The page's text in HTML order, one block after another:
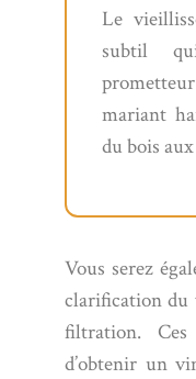
Le
subtil
mariant
du bois
Vous serez
clarification du
filtration. Ces
d’obtenir un